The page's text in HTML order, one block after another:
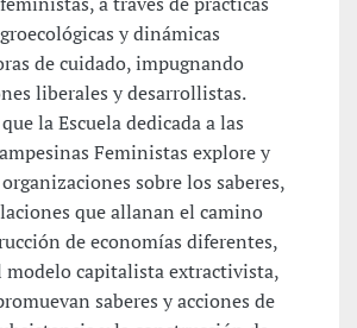
y dinámicas
de cuidado, impugnando
liberales y desarrollistas.
la Escuela dedicada a las
Feministas explore y
sobre los saberes,
que allanan el camino
de economías diferentes,
modelo capitalista extractivista,
saberes y acciones de